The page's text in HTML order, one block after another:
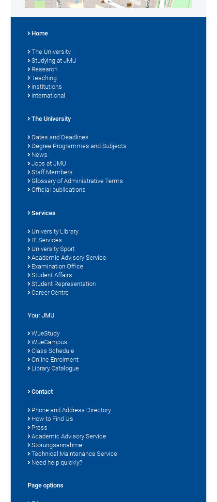
Home
The University
Studying at JMU
Research
Teaching
Institutions
International
The University
Dates and Deadlines
Degree Programmes and Subjects
News
Jobs at JMU
Staff Members
Glossary of Administrative Terms
Official publications
Services
University Library
IT Services
University Sport
Academic Advisory Service
Examination Office
Student Affairs
Student Representation
Career Centre
Your JMU
WueStudy
WueCampus
Class Schedule
Online Enrolment
Library Catalogue
Contact
Phone and Address Directory
How to Find Us
Press
Academic Advisory Service
Störungsannahme
Technical Maintenance Service
Need help quickly?
Page options